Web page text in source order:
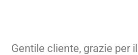
Gentile cliente, grazie per